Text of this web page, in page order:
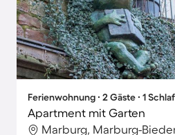
Ferienwohnung ∙ 2 Gäste ∙ 1
Apartment mit Garten
Marburg, Marburg-